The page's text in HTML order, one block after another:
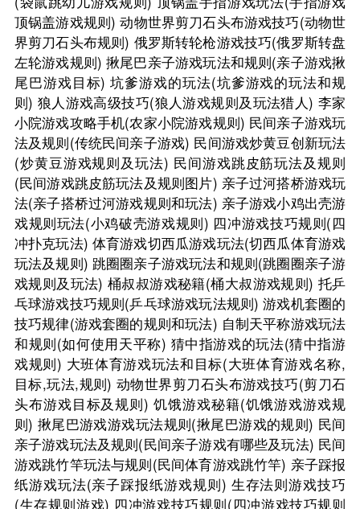
顶锅盖游戏规则) 动物世界剪刀石头布游戏技巧(动物世
界剪刀石头布规则) 俄罗斯转轮枪游戏技巧(俄罗斯转盘
左轮游戏规则) 揪尾巴亲子游戏玩法和规则(亲子游戏揪
尾巴游戏目标) 坑爹游戏的玩法(坑爹游戏的玩法和规
则) 狼人游戏高级技巧(狼人游戏规则及玩法猎人) 李家
小院游戏攻略手机(农家小院游戏规则) 民间亲子游戏玩
法及规则(传统民间亲子游戏) 民间游戏炒黄豆创新玩法
(炒黄豆游戏规则及玩法) 民间游戏跳皮筋玩法及规则
(民间游戏跳皮筋玩法及规则图片) 亲子过河搭桥游戏玩
法(亲子搭桥过河游戏规则和玩法) 亲子游戏小鸡出壳游
戏规则玩法(小鸡破壳游戏规则) 四冲游戏技巧规则(四
冲扑克玩法) 体育游戏切西瓜游戏玩法(切西瓜体育游戏
玩法及规则) 跳圈圈亲子游戏玩法和规则(跳圈圈亲子游
戏规则及玩法) 桶叔叔游戏秘籍(桶大叔游戏规则) 托乒
乓球游戏技巧规则(乒乓球游戏玩法规则) 游戏机套圈的
技巧规律(游戏套圈的规则和玩法) 自制天平称游戏玩法
和规则(如何使用天平称) 猜中指游戏的玩法(猜中指游
戏规则) 大班体育游戏玩法和目标(大班体育游戏名称,
目标,玩法,规则) 动物世界剪刀石头布游戏技巧(剪刀石
头布游戏目标及规则) 饥饿游戏秘籍(饥饿游戏游戏规
则) 揪尾巴游戏游戏玩法规则(揪尾巴游戏的规则) 民间
亲子游戏玩法及规则(民间亲子游戏有哪些及玩法) 民间
游戏跳竹竿玩法与规则(民间体育游戏跳竹竿) 亲子踩报
纸游戏玩法(亲子踩报纸游戏规则) 生存法则游戏技巧
(生存规则游戏) 四冲游戏技巧规则(四冲游戏技巧规则